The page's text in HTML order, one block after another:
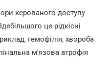
керованого доступу
це рідкісні
гемофілія, хвороба
м'язова атрофія